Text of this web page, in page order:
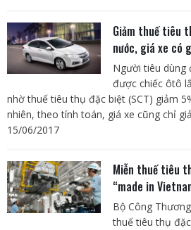
Giảm thuế tiêu
nước, giá xe có
Người tiêu dùng
được chiếc ôtô
nhờ thuế tiêu thụ đặc biệt (SCT) giảm
nhiên, theo tính toán, giá xe cũng chỉ
15/06/2017
Miễn thuế tiêu
“made in
Bộ Công
thuế tiêu thụ